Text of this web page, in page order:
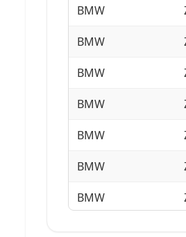
BMW
BMW
BMW
BMW
BMW
BMW
BMW